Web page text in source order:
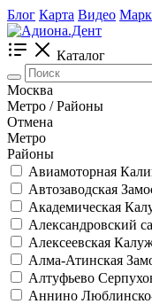
Блог Карта Видео
Каталог
Москва
Метро / Районы
Отмена
Метро
Районы
Авиамоторная
Автозаводская
Академическая
Александровский
Алексеевская
Алма-Атинская
Алтуфьево
Аннино